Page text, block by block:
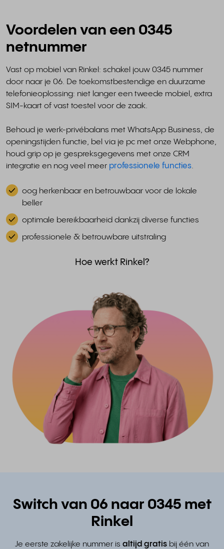
Voordelen van een 0345
netnummer
Vast op mobiel van Rinkel: schakel jouw 0345 nummer
door naar je 06. De toekomstbestendige en duurzame
telefonieoplossing: niet langer een tweede mobiel, extra
SIM-kaart of vast toestel voor de zaak.
Behoud je werk-privébalans met WhatsApp Business, de
openingstijden functie, bel via je pc met onze Webphone,
houd grip op je gespreksgegevens met onze CRM
integratie en nog veel meer professionele functies.
oog herkenbaar en betrouwbaar voor de lokale
beller
optimale bereikbaarheid dankzij diverse functies
professionele & betrouwbare uitstraling
Hoe werkt Rinkel?
Switch van 06 naar 0345 met
Rinkel
Je eerste zakelijke nummer is altijd gratis bij één van